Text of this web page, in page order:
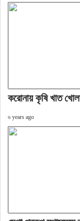
করোনায় কৃষি খাত
৬ years ago